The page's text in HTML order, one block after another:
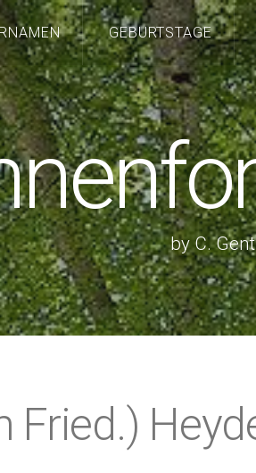
GEBURTSTAGE
by C.
Fried.)